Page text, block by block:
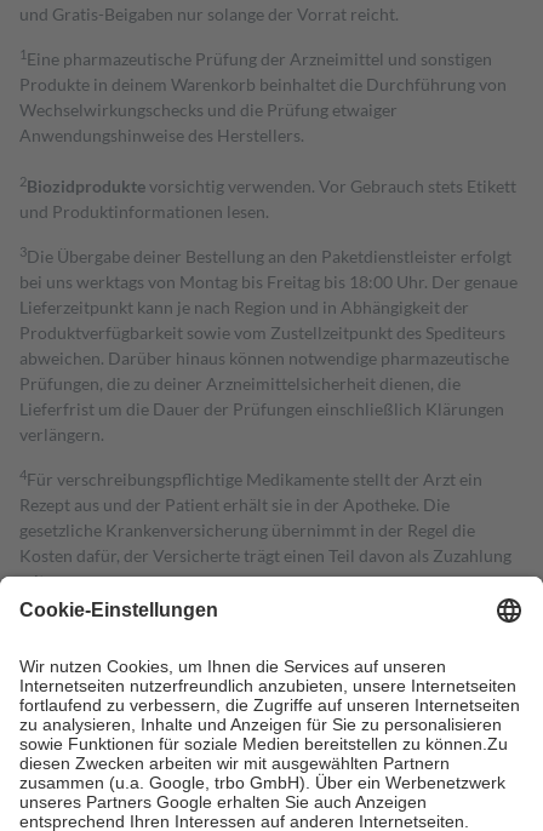
und Gratis-Beigaben nur solange der Vorrat reicht.
1 Eine pharmazeutische Prüfung der Arzneimittel und sonstigen
Produkte in deinem Warenkorb beinhaltet die Durchführung von
Wechselwirkungschecks und die Prüfung etwaiger
Anwendungshinweise des Herstellers.
2Biozidproduktevorsichtig verwenden. Vor Gebrauch stets Etikett
und Produktinformationen lesen.
3Die Übergabe deiner Bestellung an den Paketdienstleister erfolgt
bei uns werktags von Montag bis Freitag bis 18:00 Uhr. Der genaue
Lieferzeitpunkt kann je nach Region und in Abhängigkeit der
Produktverfügbarkeit sowie vom Zustellzeitpunkt des Spediteurs
abweichen. Darüber hinaus können notwendige pharmazeutische
Prüfungen, die zu deiner Arzneimittelsicherheit dienen, die
Lieferfrist um die Dauer der Prüfungen einschließlich Klärungen
verlängern.
4Für verschreibungspflichtige Medikamente stellt der Arzt ein
Rezept aus und der Patient erhält sie in der Apotheke. Die
gesetzliche Krankenversicherung übernimmt in der Regel die
Kosten dafür, der Versicherte trägt einen Teil davon als Zuzahlung
mit.
Grundsätzlich leisten Mitglieder Zuzahlungen in Höhe von zehn
höchstens zehn Euro.
Es sind jedoch nie mehr als die tatsächlichen
Kosten der Leistung zu entrichten.
Diese Regeln gelten grundsätzlich auch für Online-Apotheken.
Bei Heilmitteln und häuslicher Krankenpflege beträgt die
Zuzahlung zehn Prozent der Kosten sowie zehn Euro je
Verordnung.
Um das Engagement der Versicherten für ihre eigene Gesundheit zu